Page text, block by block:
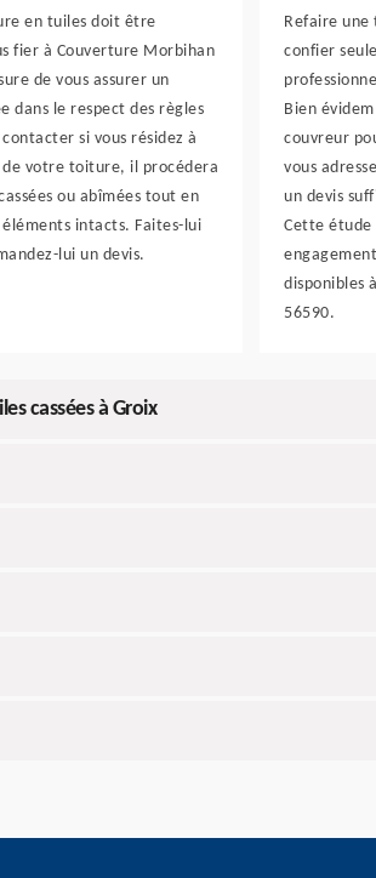
en tuiles doit être
fier à Couverture Morbihan
de vous assurer un
dans le respect des règles
si vous résidez à
de votre toiture, il procédera
ou abîmées tout en
intacts. Faites-lui
lui un devis.
Refaire une
confier
Bien
couvreur
vous
un devis
Cette étude
disponibles
56590.
cassées à Groix